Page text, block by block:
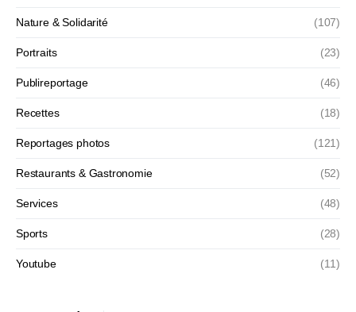
Nature & Solidarité (107)
Portraits (23)
Publireportage (46)
Recettes (18)
Reportages photos (121)
Restaurants & Gastronomie (52)
Services (48)
Sports (28)
Youtube (11)